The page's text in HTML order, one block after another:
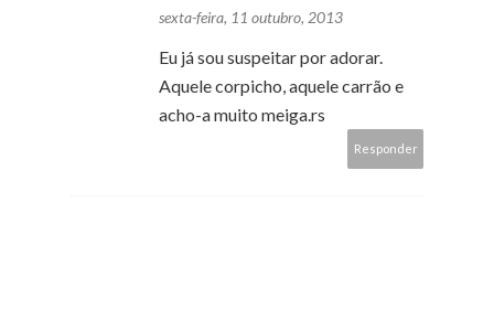
sexta-feira, 11 outubro, 2013
Eu já sou suspeitar por adorar.
Aquele corpicho, aquele carrão e
acho-a muito meiga.rs
Responder